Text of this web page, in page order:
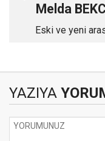
Melda
Eski ve yeni
YAZIYA